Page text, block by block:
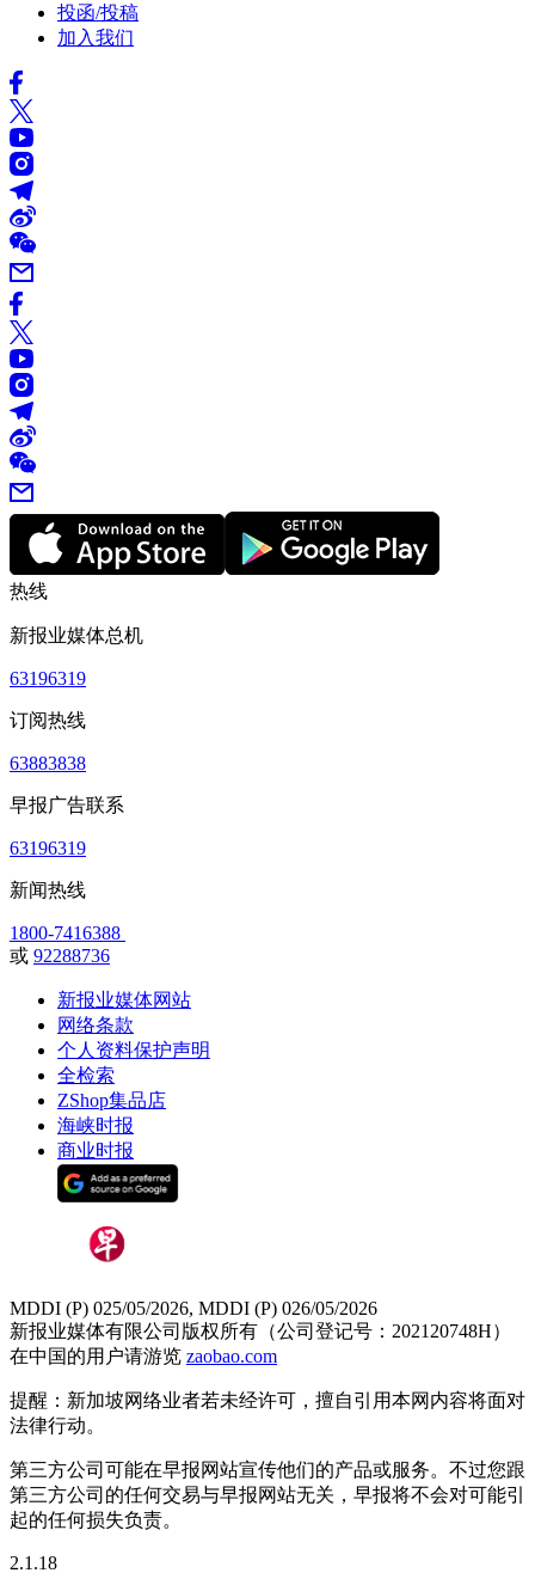
投函/投稿
加入我们
热线
新报业媒体总机
63196319
订阅热线
63883838
早报广告联系
63196319
新闻热线
1800-7416388
或 92288736
新报业媒体网站
网络条款
个人资料保护声明
全检索
ZShop集品店
海峡时报
商业时报
MDDI (P) 025/05/2026, MDDI (P) 026/05/2026
新报业媒体有限公司版权所有（公司登记号：202120748H）
在中国的用户请游览 zaobao.com
提醒：新加坡网络业者若未经许可，擅自引用本网内容将面对
法律行动。
第三方公司可能在早报网站宣传他们的产品或服务。不过您跟
第三方公司的任何交易与早报网站无关，早报将不会对可能引
起的任何损失负责。
2.1.18